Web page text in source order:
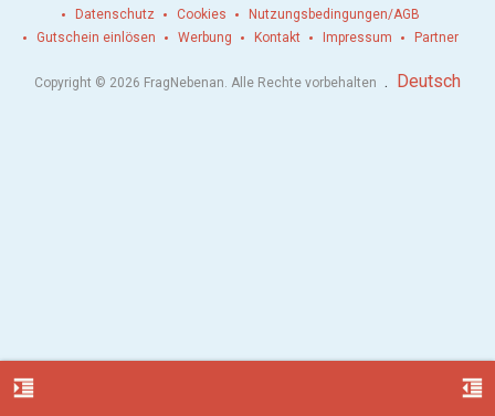
format_indent_increase format_indent_decrease
Datenschutz
Cookies
Nutzungsbedingungen/AGB
Gutschein einlösen
Werbung Kontakt Impressum Partner
Copyright © 2026 FragNebenan. Alle Rechte vorbehalten . Deutsch